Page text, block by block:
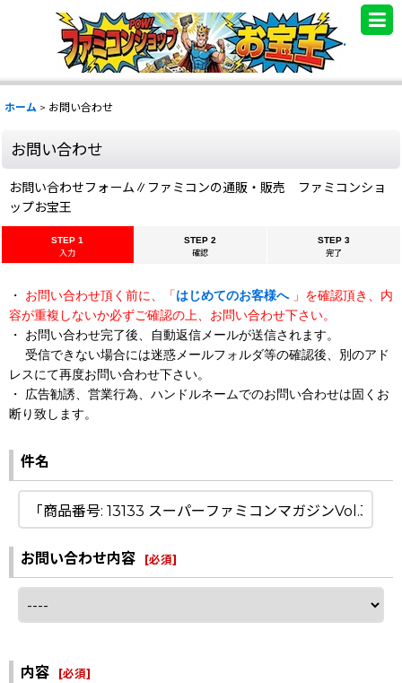
.
ホーム > お問い合わせ
お問い合わせ
お問い合わせフォーム∥ファミコンの通販・販売 ファミコンショ
ップお宝王
STEP 1
入力
STEP 2
確認
STEP 3
完了
・ お問い合わせ頂く前に、「はじめてのお客様へ 」を確認頂き、内
容が重複しないか必ずご確認の上、お問い合わせ下さい。
・ お問い合わせ完了後、自動返信メールが送信されます。
受信できない場合には迷惑メールフォルダ等の確認後、別のアド
レスにて再度お問い合わせ下さい。
・ 広告勧誘、営業行為、ハンドルネームでのお問い合わせは固くお
断り致します。
件名
お問い合わせ内容 [必須]
内容 [必須]